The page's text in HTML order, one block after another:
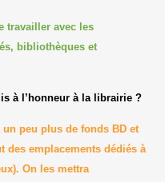
travailler avec les
bibliothèques et
à l’honneur à la librairie ?
peu plus de fonds BD et
des emplacements dédiés à
On les mettra